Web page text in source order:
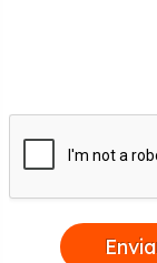
de
e tendências